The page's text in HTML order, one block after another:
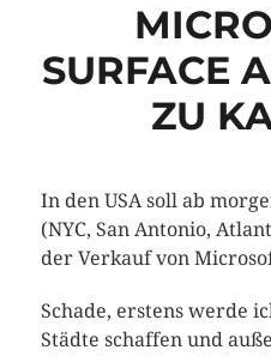
SURFACE
ZU
In den USA soll ab
(NYC, San Antonio,
der Verkauf von
Schade, erstens werde
Städte schaffen und